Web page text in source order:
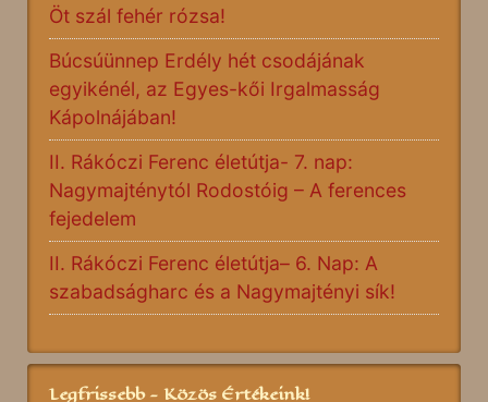
Öt szál fehér rózsa!
Búcsúünnep Erdély hét csodájának
egyikénél, az Egyes-kői Irgalmasság
Kápolnájában!
II. Rákóczi Ferenc életútja- 7. nap:
Nagymajténytól Rodostóig – A ferences
fejedelem
II. Rákóczi Ferenc életútja– 6. Nap: A
szabadságharc és a Nagymajtényi sík!
Legfrissebb - Közös Értékeink!